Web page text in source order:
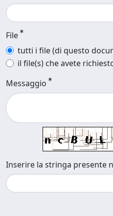
File
tutti i file (di questo
il file(s) che avete
Messaggio
Inserire la stringa presente